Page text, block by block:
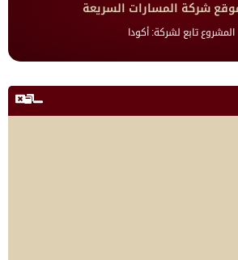
شركة المسارات السريعة
المشروع تابع لشركة: أكودا